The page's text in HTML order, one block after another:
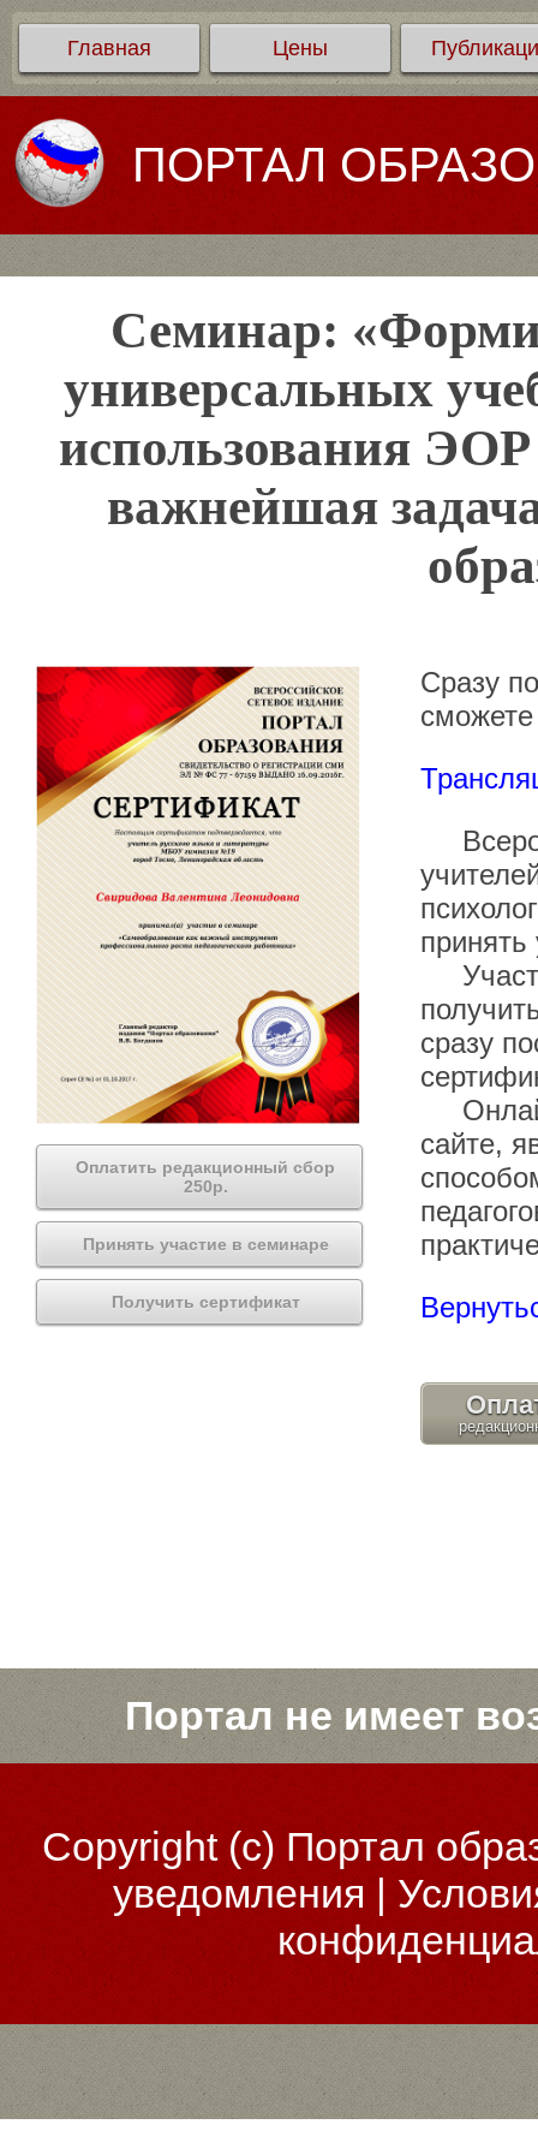
Главная Цены
ПОРТАЛ
Семинар:
универсальных
использования
важнейшая
Оплатить редакционный сбор
250р.
Принять участие в семинаре
Получить сертификат
Сразу
принять
сразу
сайте,
Портал не имеет
Copyright (c)Портал
уведомления |